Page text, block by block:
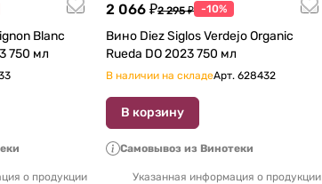
Organic Rueda DO 2023 750 мл
о продукции
2 066 ₽2 295 ₽ -10%
Вино Diez Siglos Verdejo Organic
Rueda DO 2023 750 мл
В наличии на складеАрт. 628432
В корзину
Самовывоз из Винотеки
Указанная информация о продукции